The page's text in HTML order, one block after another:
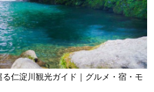
仁淀川観光ガイド｜グルメ・宿・モ